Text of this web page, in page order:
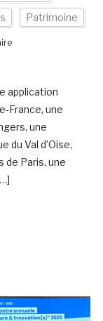
Patrimoine
application
France, une
une
du Val d’Oise,
de Paris, une